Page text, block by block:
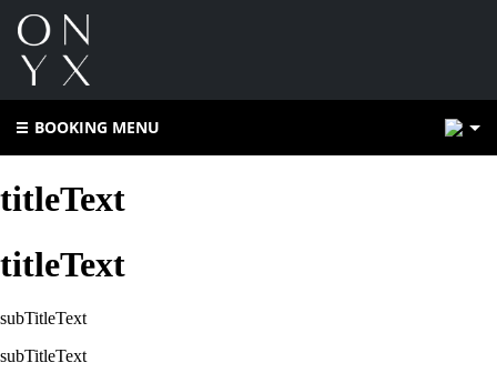
BOOKING MENU
titleText
titleText
subTitleText
subTitleText